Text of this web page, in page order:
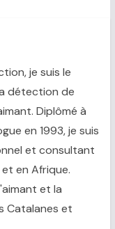
je suis le
détection de
Diplômé à
en 1993, je suis
et consultant
en Afrique.
et la
Catalanes et